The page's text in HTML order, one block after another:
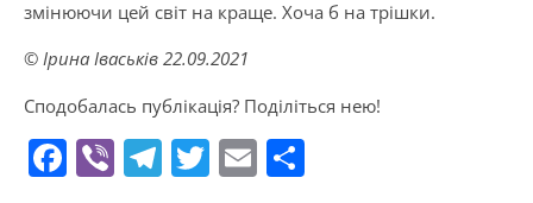
змінюючи цей світ на краще. Хоча б на трішки.
© Ірина Іваськів 22.09.2021
Сподобалась публікація? Поділіться нею!
Facebook
ViberTelegram
Twitter
Email